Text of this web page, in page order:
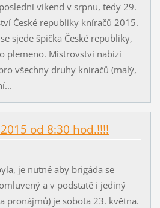
víkend v srpnu, tedy 29.
České republiky kníračů 2015.
sjede špička České republiky,
plemeno. Mistrovství nabízí
všechny druhy kníračů (malý,
od 8:30 hod.!!!!
je nutné aby brigáda se
a v podstatě i jediný
pronájmů) je sobota 23. května.